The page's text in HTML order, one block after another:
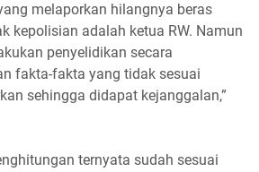
melaporkan hilangnya beras
kepolisian adalah ketua RW. Namun
penyelidikan secara
fakta-fakta yang tidak sesuai
sehingga didapat kejanggalan,”
ternyata sudah sesuai